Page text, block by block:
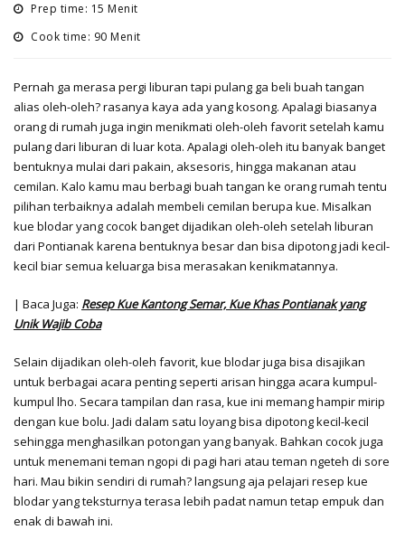
Prep time: 15 Menit
Cook time: 90 Menit
Pernah ga merasa pergi liburan tapi pulang ga beli buah tangan
alias oleh-oleh? rasanya kaya ada yang kosong. Apalagi biasanya
orang di rumah juga ingin menikmati oleh-oleh favorit setelah kamu
pulang dari liburan di luar kota. Apalagi oleh-oleh itu banyak banget
bentuknya mulai dari pakain, aksesoris, hingga makanan atau
cemilan. Kalo kamu mau berbagi buah tangan ke orang rumah tentu
pilihan terbaiknya adalah membeli cemilan berupa kue. Misalkan
kue blodar yang cocok banget dijadikan oleh-oleh setelah liburan
dari Pontianak karena bentuknya besar dan bisa dipotong jadi kecil-
kecil biar semua keluarga bisa merasakan kenikmatannya.
| Baca Juga: Resep Kue Kantong Semar, Kue Khas Pontianak yang
Unik Wajib Coba
Selain dijadikan oleh-oleh favorit, kue blodar juga bisa disajikan
untuk berbagai acara penting seperti arisan hingga acara kumpul-
kumpul lho. Secara tampilan dan rasa, kue ini memang hampir mirip
dengan kue bolu. Jadi dalam satu loyang bisa dipotong kecil-kecil
sehingga menghasilkan potongan yang banyak. Bahkan cocok juga
untuk menemani teman ngopi di pagi hari atau teman ngeteh di sore
hari. Mau bikin sendiri di rumah? langsung aja pelajari resep kue
blodar yang teksturnya terasa lebih padat namun tetap empuk dan
enak di bawah ini.